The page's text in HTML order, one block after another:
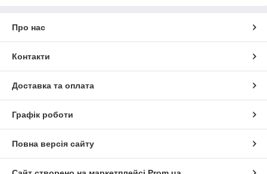
Про нас
Контакти
Доставка та оплата
Графік роботи
Повна версія сайту